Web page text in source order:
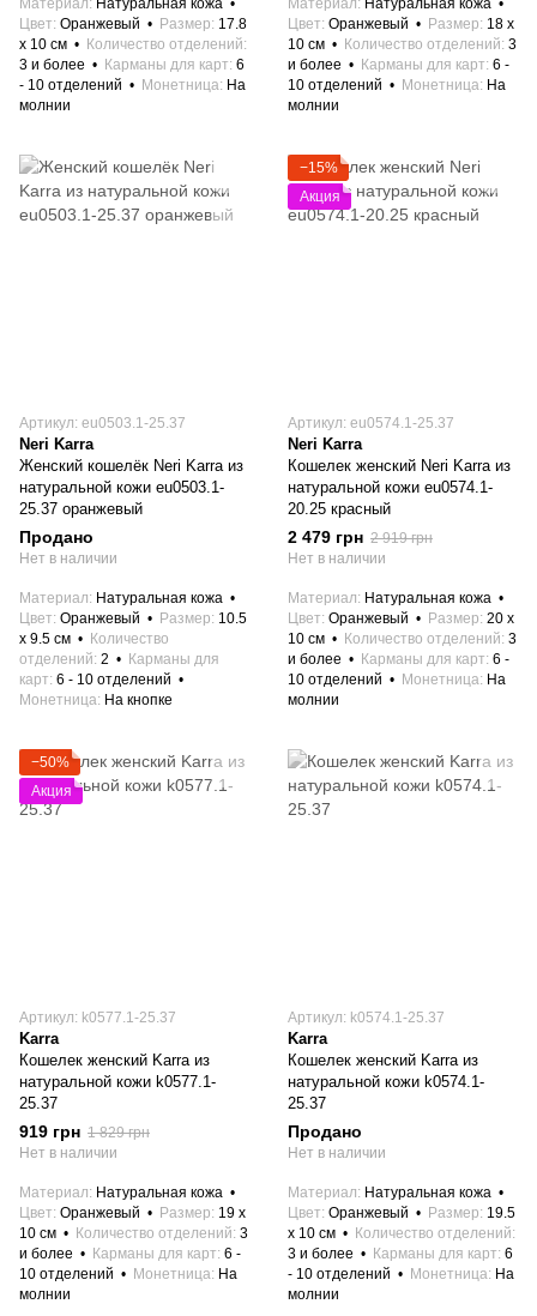
Материал
Натуральная кожа
Цвет Оранжевый Размер 17.8
x 10 см
Количество отделений
3 и более
Карманы для карт 6
- 10 отделений
Монетница На
молнии
Материал
Натуральная кожа
Цвет Оранжевый Размер 18 x
10 см
Количество отделений 3
и более
Карманы для карт 6 -
10 отделений
Монетница На
молнии
Артикул: eu0503.1-25.37
Neri Karra
Женский кошелёк Neri Karra из
натуральной кожи eu0503.1-
25.37 оранжевый
Продано
Нет в наличии
Материал
Натуральная кожа
Цвет Оранжевый Размер 10.5
x 9.5 см
Количество
отделений 2
Карманы для
карт 6 - 10 отделений
Монетница На кнопке
−15%
Акция
Артикул: eu0574.1-25.37
Neri Karra
Кошелек женский Neri Karra из
натуральной кожи eu0574.1-
20.25 красный
2 479 грн 2 919 грн
Нет в наличии
Материал
Натуральная кожа
Цвет Оранжевый Размер 20 x
10 см
Количество отделений 3
и более
Карманы для карт 6 -
10 отделений
Монетница На
молнии
−50%
Акция
Артикул: k0577.1-25.37
Karra
Кошелек женский Karra из
натуральной кожи k0577.1-
25.37
919 грн 1 829 грн
Нет в наличии
Материал
Натуральная кожа
Цвет Оранжевый Размер 19 x
10 см
Количество отделений 3
и более
Карманы для карт 6 -
10 отделений
Монетница На
молнии
Артикул: k0574.1-25.37
Karra
Кошелек женский Karra из
натуральной кожи k0574.1-
25.37
Продано
Нет в наличии
Материал
Натуральная кожа
Цвет Оранжевый Размер 19.5
x 10 см
Количество отделений
3 и более
Карманы для карт 6
- 10 отделений
Монетница На
молнии